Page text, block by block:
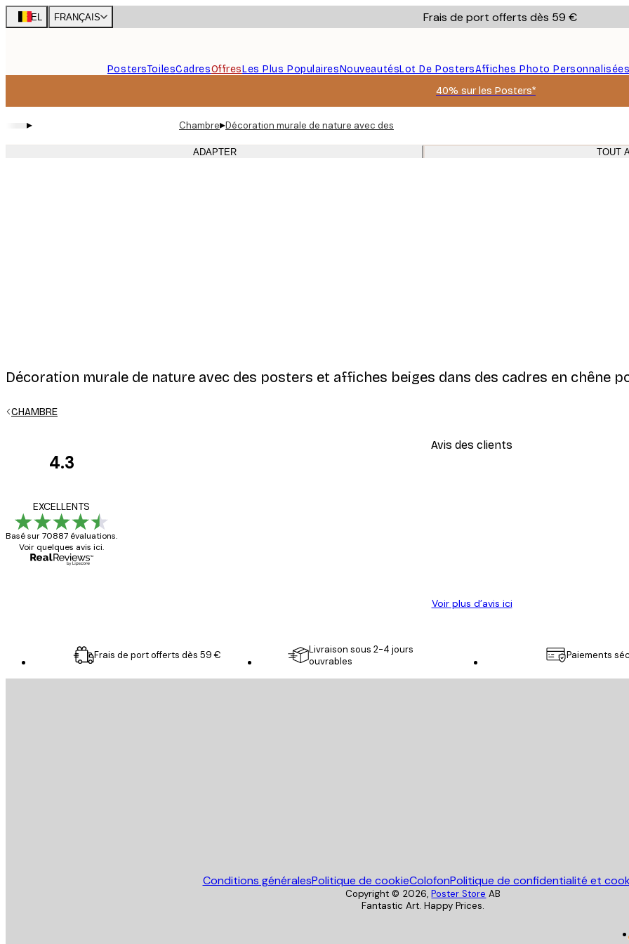
Skip
to
BEL FRANÇAIS Frais de port offerts dès 59 €
PostersToilesCadresOffresLes Plus PopulairesNouveautésLot De PostersAffiches Photo
40% sur les Posters*
▸ Chambre▸Décoration murale de nature avec des posters et affiches beiges dans des cadres en chêne
ADAPTER TOUT
Décoration murale de nature avec des posters et affiches beiges dans des cadres en chêne
CHAMBRE
Avis des clients
4.3
EXCELLENTS
Basé sur 70887 évaluations.
Voir quelques avis ici.
Voir plus d’avis ici
Frais de port offerts dès 59 €
Livraison sous 2-4 jours
ouvrables
Paiements
Conditions généralesPolitique de cookieColofonPolitique de confidentialité et
Copyright © 2026, Poster Store AB
Fantastic Art. Happy Prices.